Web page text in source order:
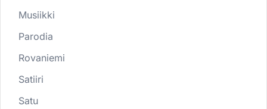
Musiikki
Parodia
Rovaniemi
Satiiri
Satu